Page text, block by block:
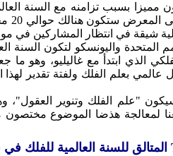
مميزا بسبب تزامنه مع السنة
شيقة في انتظار المشاركين في
السنة 2009 من طرف الأمم المتحدة واليونسكو
الذي ابتدأ مع غاليليو، وهو
عالمي بعلم الفلك ولفتة تقدير
"علم الفلك وتنوير العقول"،
لمعالجة هذضا الموضوع مختصون